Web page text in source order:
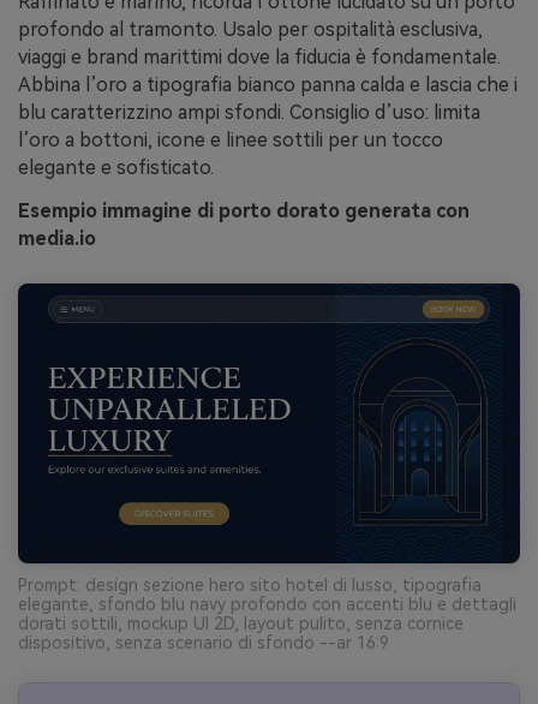
profondo al tramonto. Usalo per ospitalità esclusiva,
viaggi e brand marittimi dove la fiducia è fondamentale.
Abbina l’oro a tipografia bianco panna calda e lascia che i
blu caratterizzino ampi sfondi. Consiglio d’uso: limita
l’oro a bottoni, icone e linee sottili per un tocco
elegante e sofisticato.
Esempio immagine di porto dorato generata con
media.io
Prompt: design sezione hero sito hotel di lusso, tipografia
elegante, sfondo blu navy profondo con accenti blu e dettagli
dorati sottili, mockup UI 2D, layout pulito, senza cornice
dispositivo, senza scenario di sfondo --ar 16:9